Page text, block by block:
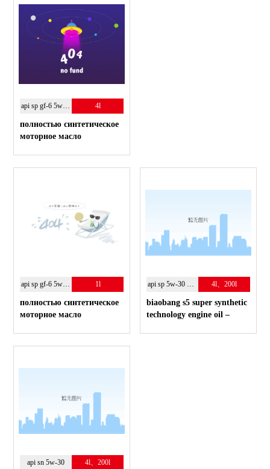
api sp gf-6 5w-30 4l
полностью синтетическое
моторное масло
api sp gf-6 5w-30 1l
полностью синтетическое
моторное масло
api sp 5w-30 10w-40 4l、200l
biaobang s5 super synthetic
technology engine oil –
api sn 5w-30 4l、200l